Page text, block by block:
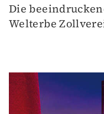
Die
Welterbe